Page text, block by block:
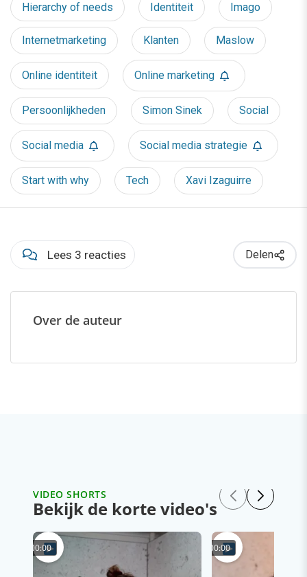
Hierarchy of needs Identiteit Imago
Internetmarketing Klanten Maslow
Online identiteit Online marketing
Persoonlijkheden Simon Sinek Social
Social media Social media strategie
Start with why Tech Xavi Izaguirre
Lees 3 reacties Delen
Over de auteur
VIDEO SHORTS
Bekijk de korte video's
00:00 00:00